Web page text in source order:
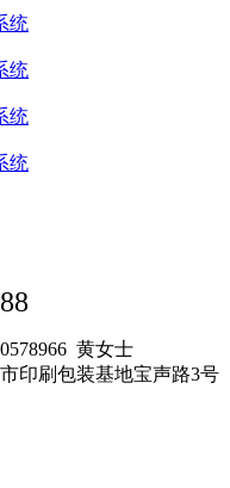
统
统
统
统
黄女士
印刷包装基地宝声路3号